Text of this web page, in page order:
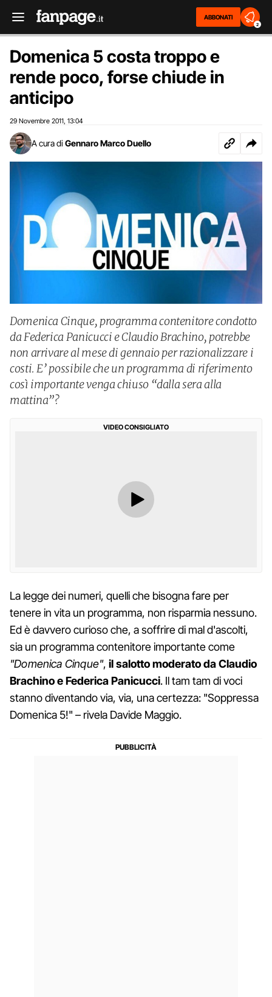
ABBONATI
2
Domenica 5 costa troppo e
rende poco, forse chiude in
anticipo
29 Novembre 2011 13:04
A cura di Gennaro Marco Duello
Domenica Cinque, programma contenitore condotto
da Federica Panicucci e Claudio Brachino, potrebbe
non arrivare al mese di gennaio per razionalizzare i
costi. E’ possibile che un programma di riferimento
così importante venga chiuso “dalla sera alla
mattina”?
VIDEO CONSIGLIATO
La legge dei numeri, quelli che bisogna fare per
tenere in vita un programma, non risparmia nessuno.
Ed è davvero curioso che, a soffrire di mal d'ascolti,
sia un programma contenitore importante come
"Domenica Cinque",il salotto moderato da Claudio
Brachino e Federica Panicucci. Il tam tam di voci
stanno diventando via, via, una certezza: "Soppressa
Domenica 5!" – rivela Davide Maggio.